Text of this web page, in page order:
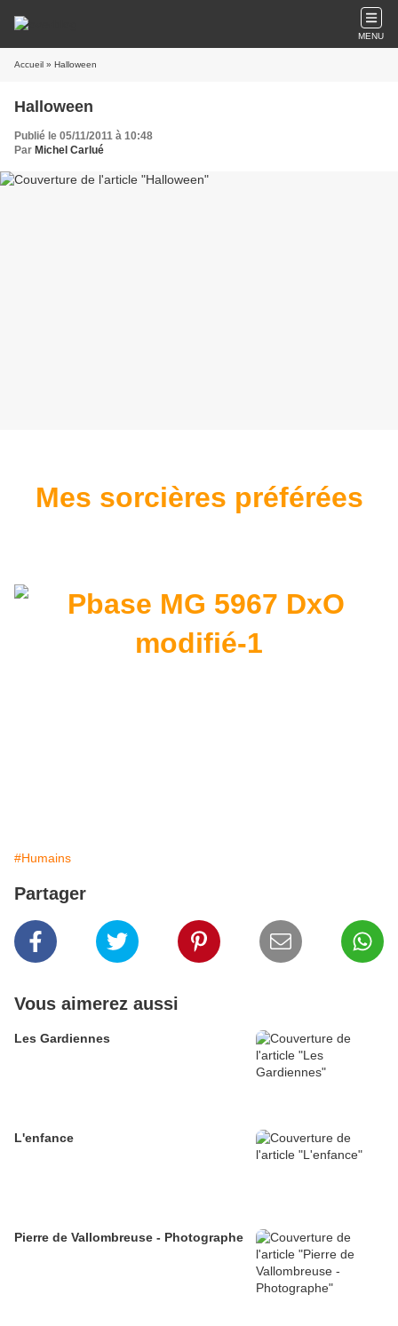
MENU
Accueil » Halloween
Halloween
Publié le 05/11/2011 à 10:48
Par Michel Carlué
Mes sorcières préférées
#Humains
Partager
Vous aimerez aussi
Les Gardiennes
L'enfance
Pierre de Vallombreuse - Photographe